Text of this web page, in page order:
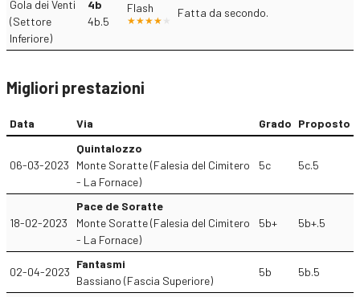
Gola dei Venti
(Settore
Inferiore)
4b
4b.5
Flash Fatta da secondo.
Migliori prestazioni
Data Via Grado Proposto
06-03-2023
Quintalozzo
Monte Soratte (Falesia del Cimitero
- La Fornace)
5c 5c.5
18-02-2023
Pace de Soratte
Monte Soratte (Falesia del Cimitero
- La Fornace)
5b+ 5b+.5
02-04-2023
Fantasmi
Bassiano (Fascia Superiore)
5b 5b.5